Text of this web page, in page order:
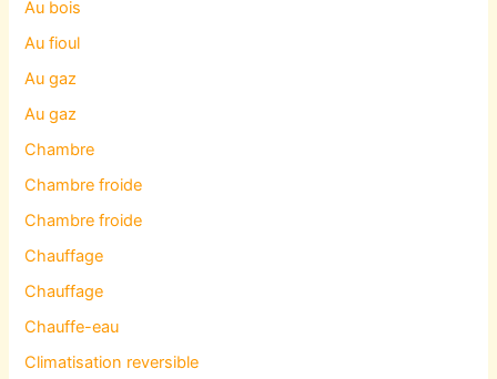
Au bois
Au fioul
Au gaz
Au gaz
Chambre
Chambre froide
Chambre froide
Chauffage
Chauffage
Chauffe-eau
Climatisation reversible